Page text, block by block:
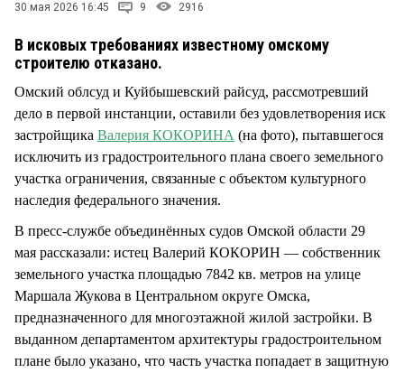
30 мая 2026 16:45 9 2916
В исковых требованиях известному омскому
строителю отказано.
Омский облсуд и Куйбышевский райсуд, рассмотревший
дело в первой инстанции, оставили без удовлетворения иск
застройщика Валерия КОКОРИНА (на фото), пытавшегося
исключить из градостроительного плана своего земельного
участка ограничения, связанные с объектом культурного
наследия федерального значения.
В пресс-службе объединённых судов Омской области 29
мая рассказали: истец Валерий КОКОРИН — собственник
земельного участка площадью 7842 кв. метров на улице
Маршала Жукова в Центральном округе Омска,
предназначенного для многоэтажной жилой застройки. В
выданном департаментом архитектуры градостроительном
плане было указано, что часть участка попадает в защитную